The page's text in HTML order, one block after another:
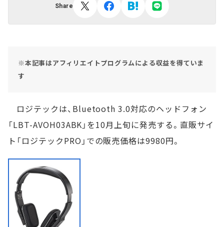
Share
※本記事はアフィリエイトプログラムによる収益を得ていま
す
ロジテックは、Bluetooth 3.0対応のヘッドフォン
「LBT-AVOH03ABK」を10月上旬に発売する。直販サイ
ト「ロジテックPRO」での販売価格は9980円。